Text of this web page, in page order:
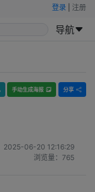
登录 注册
导航
手动生成海报 分享
2025-06-20 12:16:29
浏览量： 765